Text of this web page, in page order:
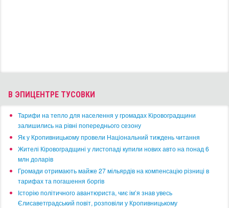
В ЭПИЦЕНТРЕ ТУСОВКИ
​Тарифи на тепло для населення у громадах Кіровоградщини
залишились на рівні попереднього сезону
​Як у Кропивницькому провели Національний тиждень читання
​Жителі Кіровоградщині у листопаді купили нових авто на понад 6
млн доларів
​Громади отримають майже 27 мільярдів на компенсацію різниці в
тарифах та погашення боргів
Історію політичного авантюриста, чиє ім’я знав увесь
Єлисаветградський повіт, розповіли у Кропивницькому